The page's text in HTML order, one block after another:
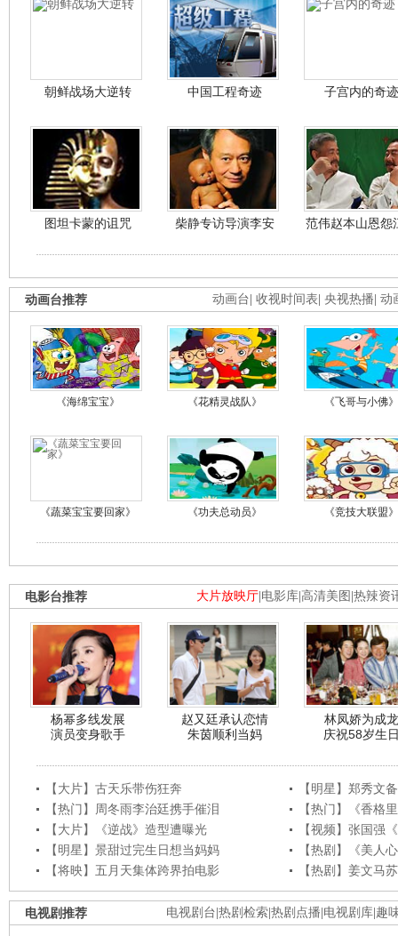
朝鲜战场大逆转 中国工程奇迹 子宫内的奇迹
图坦卡蒙的诅咒 柴静专访导演李安 范伟赵本山恩怨
动画台 收视时间表 央视热播 动
动画台推荐
《海绵宝宝》 《花精灵战队》 《飞哥与小佛》
《蔬菜宝宝要回家》 《功夫总动员》 《竞技大联盟》
大片放映厅 电影库 高清美图 热辣资
电影台推荐
杨幂多线发展
演员变身歌手
赵又廷承认恋情
朱茵顺利当妈
林凤娇为成龙
庆祝58岁生
【大片】古天乐带伤狂奔
【明星】郑秀文
【热门】周冬雨李治廷携手催泪
【热门】《香格
【大片】《逆战》造型遭曝光
【视频】张国强
【明星】景甜过完生日想当妈妈
【热剧】《美人
【将映】五月天集体跨界拍电影
【热剧】姜文马
电视剧台 热剧检索 热剧点播 电视剧库 趣
电视剧推荐